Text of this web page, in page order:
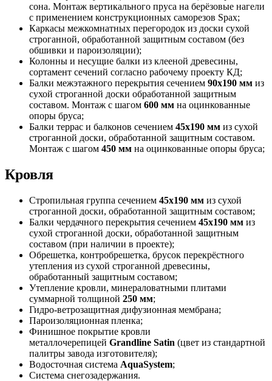
сона. Монтаж вертикального пруса на берёзовые нагели
с применением конструкционных саморезов Spax;
Каркасы межкомнатных перегородок из доски сухой
строганной, обработанной защитным составом (без
обшивки и пароизоляции);
Колонны и несущие балки из клееной древесины,
сортамент сечений согласно рабочему проекту КД;
Балки межэтажного перекрытия сечением 90х190 мм из
сухой строганной доски обработанной защитным
составом. Монтаж с шагом 600 мм на оцинкованные
опоры бруса;
Балки террас и балконов сечением 45х190 мм из сухой
строганной доски, обработанной защитным составом.
Монтаж с шагом 450 мм на оцинкованные опоры бруса;
Кровля
Стропильная группа сечением 45х190 мм из сухой
строганной доски, обработанной защитным составом;
Балки чердачного перекрытия сечением 45х190 мм из
сухой строганной доски, обработанной защитным
составом (при наличии в проекте);
Обрешетка, контробрешетка, брусок перекрёстного
утепления из сухой строганной древесины,
обработанный защитным составом;
Утепление кровли, минераловатными плитами
суммарной толщиной 250 мм;
Гидро-ветрозащитная дифузионная мембрана;
Пароизоляционная пленка;
Финишное покрытие кровли
металлочерепицей Grandline Satin (цвет из стандартной
палитры завода изготовителя);
Водосточная система AquaSystem;
Система снегозадержания.